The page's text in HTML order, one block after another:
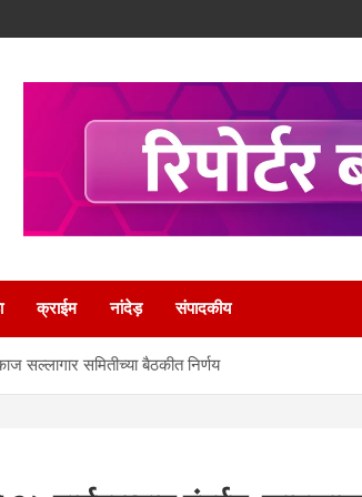
क्राईम नांदेड़ संपादकीय
सल्लागार समितीच्या बैठकीत निर्णय